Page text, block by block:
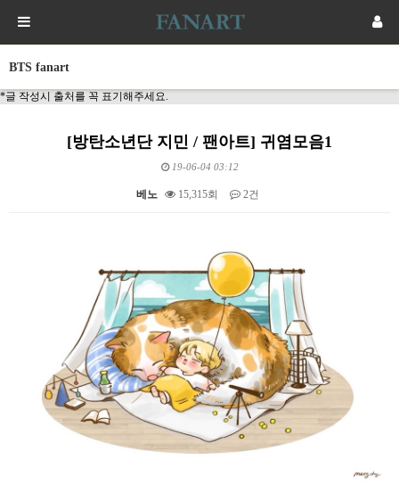
BTS fanart
*글 작성시 출처를 꼭 표기해주세요.
[방탄소년단 지민 / 팬아트] 귀염모음1
19-06-04 03:12
베노 15,315회 2건